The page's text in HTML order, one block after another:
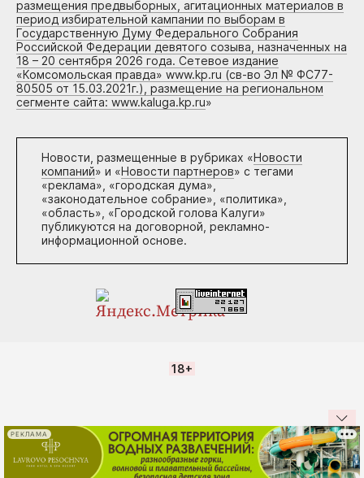
размещения предвыборных, агитационных материалов в
период избирательной кампании по выборам в
Государственную Думу Федерального Собрания
Российской Федерации девятого созыва, назначенных на
18 – 20 сентября 2026 года. Сетевое издание
«Комсомольская правда» www.kp.ru (св-во Эл № ФС77-
80505 от 15.03.2021г.), размещение на региональном
сегменте сайта: www.kaluga.kp.ru»
Новости, размещенные в рубриках «Новости
компаний» и «Новости партнеров» с тегами
«реклама», «городская дума»,
«законодательное собрание», «политика»,
«область», «Городской голова Калуги»
публикуются на договорной, рекламно-
информационной основе.
18+
РЕКЛАМА